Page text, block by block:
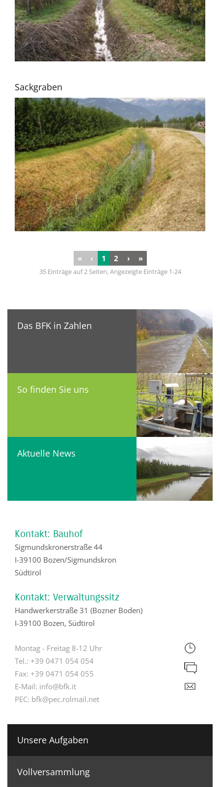
Sackgraben
« ‹ 1 2 › »
35 Einträge auf 2 Seiten, Angezeigte Einträge 1-24
Das BFK in Zahlen
So finden Sie uns
Aktuelle News
Kontakt: Bauhof
Sigmundskronerstraße 44
I-39100 Bozen/Sigmundskron
Südtirol
Kontakt: Verwaltungssitz
Handwerkerstraße 31 (Bozner Boden)
I-39100 Bozen, Südtirol
Montag - Freitag 8-12 Uhr
Tel.: +39 0471 054 054
Fax: +39 0471 054 055
E-Mail: info@bfk.it
PEC: bfk@pec.rolmail.net
Unsere Aufgaben
Vollversammlung